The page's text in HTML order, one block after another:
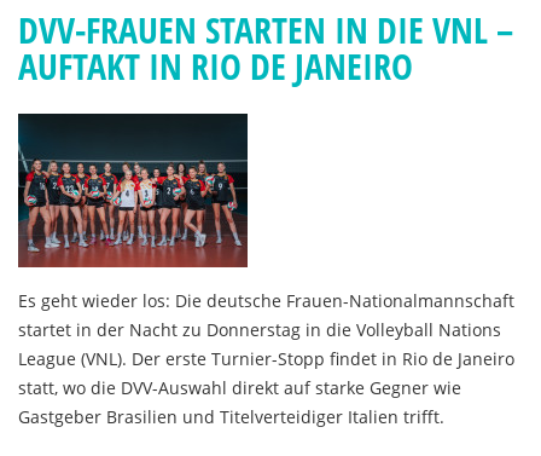
DVV-FRAUEN STARTEN IN DIE VNL –
AUFTAKT IN RIO DE JANEIRO
Es geht wieder los: Die deutsche Frauen-Nationalmannschaft
startet in der Nacht zu Donnerstag in die Volleyball Nations
League (VNL). Der erste Turnier-Stopp findet in Rio de Janeiro
statt, wo die DVV-Auswahl direkt auf starke Gegner wie
Gastgeber Brasilien und Titelverteidiger Italien trifft.